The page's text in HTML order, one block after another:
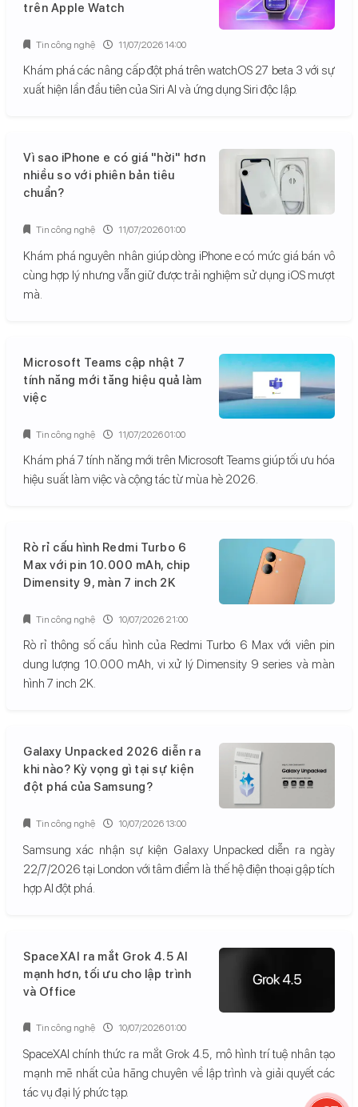
trên Apple Watch
Khám phá các nâng cấp đột phá trên watchOS 27 beta 3 với sự
xuất hiện lần đầu tiên của Siri AI và ứng dụng Siri độc lập.
Tin công nghệ 11/07/2026 14:00
Vì sao iPhone e có giá "hời" hơn
nhiều so với phiên bản tiêu
chuẩn?
Khám phá nguyên nhân giúp dòng iPhone e có mức giá bán vô
cùng hợp lý nhưng vẫn giữ được trải nghiệm sử dụng iOS mượt
mà.
Tin công nghệ 11/07/2026 01:00
Microsoft Teams cập nhật 7
tính năng mới tăng hiệu quả làm
việc
Khám phá 7 tính năng mới trên Microsoft Teams giúp tối ưu hóa
hiệu suất làm việc và cộng tác từ mùa hè 2026.
Tin công nghệ 11/07/2026 01:00
Rò rỉ cấu hình Redmi Turbo 6
Max với pin 10.000 mAh, chip
Dimensity 9, màn 7 inch 2K
Rò rỉ thông số cấu hình của Redmi Turbo 6 Max với viên pin
dung lượng 10.000 mAh, vi xử lý Dimensity 9 series và màn
hình 7 inch 2K.
Tin công nghệ 10/07/2026 21:00
Galaxy Unpacked 2026 diễn ra
khi nào? Kỳ vọng gì tại sự kiện
đột phá của Samsung?
Samsung xác nhận sự kiện Galaxy Unpacked diễn ra ngày
22/7/2026 tại London với tâm điểm là thế hệ điện thoại gập tích
hợp AI đột phá.
Tin công nghệ 10/07/2026 13:00
SpaceXAI ra mắt Grok 4.5 AI
mạnh hơn, tối ưu cho lập trình
và Office
SpaceXAI chính thức ra mắt Grok 4.5, mô hình trí tuệ nhân tạo
mạnh mẽ nhất của hãng chuyên về lập trình và giải quyết các
tác vụ đại lý phức tạp.
Tin công nghệ 10/07/2026 01:00